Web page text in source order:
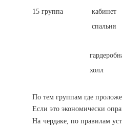
15 группа кабинет
спальня
холл
По тем группам где
Если это экономически
На чердаке, по правилам